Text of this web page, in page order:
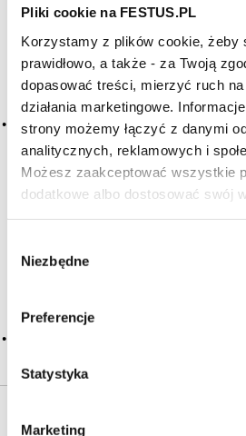
Pliki cookie na FESTUS.PL
Korzystamy z plików cookie, żeby
prawidłowo, a także - za Twoją
dopasować treści, mierzyć ruch
działania marketingowe.
strony możemy łączyć z danymi
analitycznych, reklamowych i
Możesz zaakceptować wszystkie
dodatkowe albo dostosować swój
zgody
Niezbędne
Preferencje
Statystyka
Marketing
Czy masz
HASŁA ALFABETYCZNIE:
WYBIERZ LITERĘ ALFABETU
A B C-Ć D E F G
H I J K L-Ł M N
O-Ó P Q R S-Ś T
U V W X-Y
Cały czas pracujemy nad
Państwu szczególny problem i